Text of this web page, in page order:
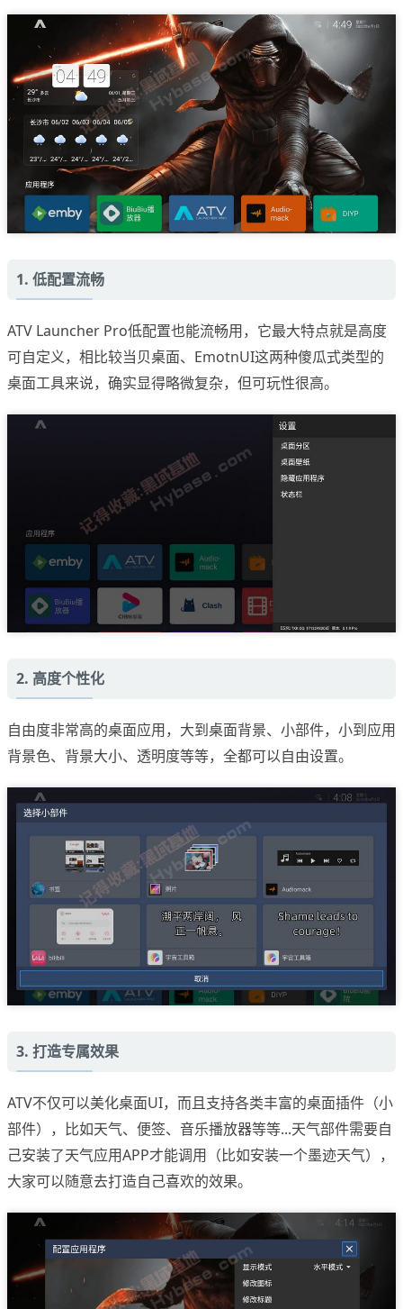
1. 低配置流畅
ATV Launcher Pro低配置也能流畅用，它最大特点就是高度
可自定义，相比较当贝桌面、EmotnUI这两种傻瓜式类型的
桌面工具来说，确实显得略微复杂，但可玩性很高。
2. 高度个性化
自由度非常高的桌面应用，大到桌面背景、小部件，小到应用
背景色、背景大小、透明度等等，全都可以自由设置。
3. 打造专属效果
ATV不仅可以美化桌面UI，而且支持各类丰富的桌面插件（小
部件），比如天气、便签、音乐播放器等等...天气部件需要自
己安装了天气应用APP才能调用（比如安装一个墨迹天气），
大家可以随意去打造自己喜欢的效果。